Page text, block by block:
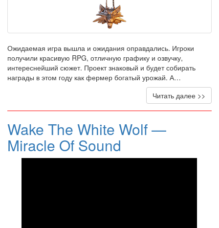
Ожидаемая игра вышла и ожидания оправдались. Игроки
получили красивую RPG, отличную графику и озвучку,
интереснейший сюжет. Проект знаковый и будет собирать
награды в этом году как фермер богатый урожай. А…
Читать далее >>
Wake The White Wolf —
Miracle Of Sound